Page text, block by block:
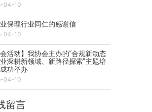
04-10
保理行业同仁的感谢信
04-10
活动】我协会主办的“合规新动态
深耕新领域、新路径探索”主题培
功举办
04-10
留言